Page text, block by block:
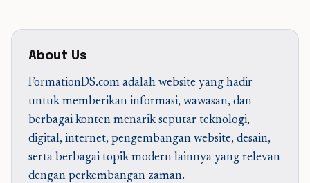
About Us
FormationDS.com adalah website yang hadir
untuk memberikan informasi, wawasan, dan
berbagai konten menarik seputar teknologi,
digital, internet, pengembangan website, desain,
serta berbagai topik modern lainnya yang relevan
dengan perkembangan zaman.